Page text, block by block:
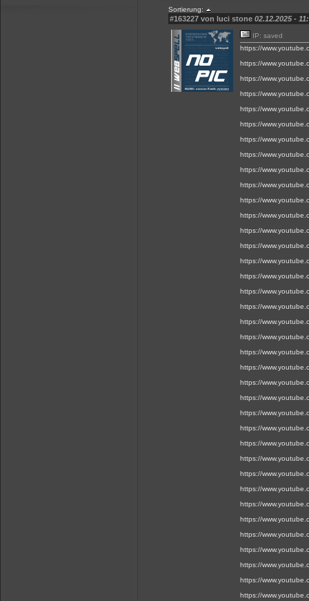
Sortierung:
#163227 von luci stone 02.12.2025 -
IP: saved
https://
https://
https://
https://
https://
https://
https://
https://
https://
https://
https://
https://
https://
https://
https://
https://
https://
https://
https://
https://
https://
https://
https://
https://
https://
https://
https://
https://
https://
https://
https://
https://
https://
https://
https://
https://
https://